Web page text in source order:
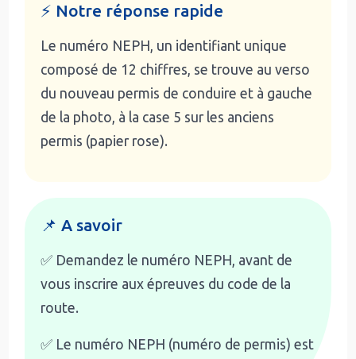
⚡ Notre réponse rapide
Le numéro NEPH, un identifiant unique
composé de 12 chiffres, se trouve au verso
du nouveau permis de conduire et à gauche
de la photo, à la case 5 sur les anciens
permis (papier rose).
📌 A savoir
✅ Demandez le numéro NEPH, avant de
vous inscrire aux épreuves du code de la
route.
✅ Le numéro NEPH (numéro de permis) est